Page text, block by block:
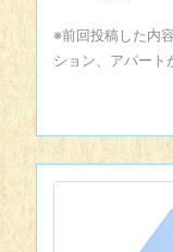
※前回投稿した内
ション、アパート